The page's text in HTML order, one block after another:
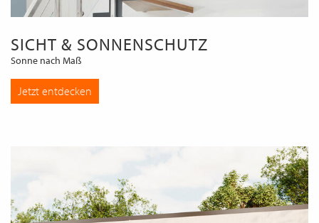
SICHT & SONNENSCHUTZ
Sonne nach Maß
Jetzt entdecken